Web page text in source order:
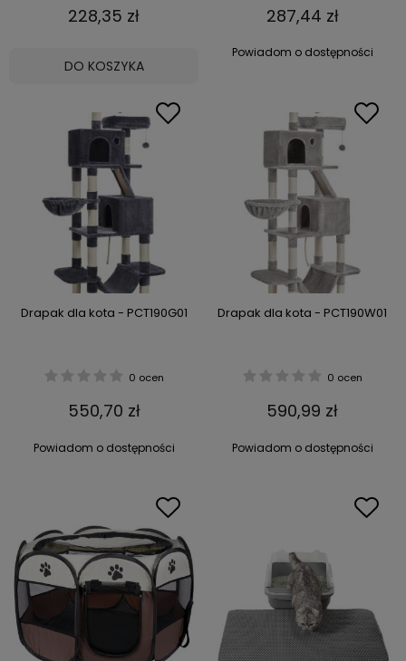
228,35 zł
DO KOSZYKA
287,44 zł
Powiadom o dostępności
Drapak dla kota - PCT190G01
0 ocen
550,70 zł
Powiadom o dostępności
Drapak dla kota - PCT190W01
0 ocen
590,99 zł
Powiadom o dostępności